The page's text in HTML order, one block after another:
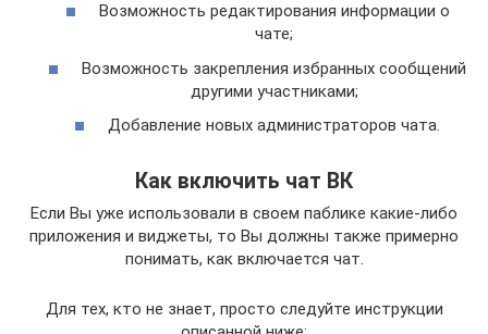
Возможность редактирования информации о
чате;
Возможность закрепления избранных сообщений
другими участниками;
Добавление новых администраторов чата.
Как включить чат ВК
Если Вы уже использовали в своем паблике какие-либо
приложения и виджеты, то Вы должны также примерно
понимать, как включается чат.
Для тех, кто не знает, просто следуйте инструкции